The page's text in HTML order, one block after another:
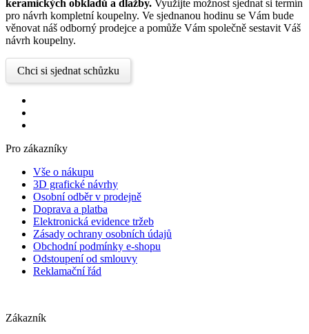
keramických obkladů a dlažby. Využijte možnost sjednat si termín
pro návrh kompletní koupelny. Ve sjednanou hodinu se Vám bude
věnovat náš odborný prodejce a pomůže Vám společně sestavit Váš
návrh koupelny.
Chci si sjednat schůzku
Pro zákazníky
Vše o nákupu
3D grafické návrhy
Osobní odběr v prodejně
Doprava a platba
Elektronická evidence tržeb
Zásady ochrany osobních údajů
Obchodní podmínky e-shopu
Odstoupení od smlouvy
Reklamační řád
Zákazník